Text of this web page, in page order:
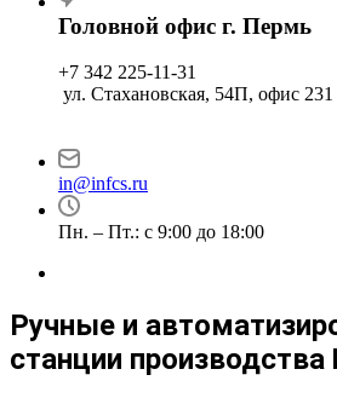
Головной офис г. Пермь
+7 342 225-11-31
ул. Стахановская, 54П, офис 231
in@infcs.ru
Пн. – Пт.: с 9:00 до 18:00
Ручные и
станции